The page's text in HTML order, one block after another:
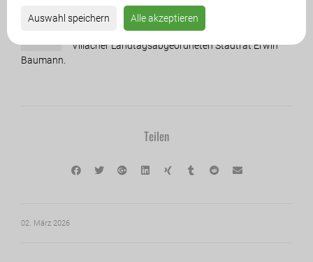
Auswahl speichern Alle akzeptieren
uchpräsentation mit Bestseller Autor Gerald Grosz,
Landesparteiobmann Erwin Angerer und dem
Villacher Landtagsabgeordneten Stadtrat Erwin
Baumann.
Teilen
02. März 2026